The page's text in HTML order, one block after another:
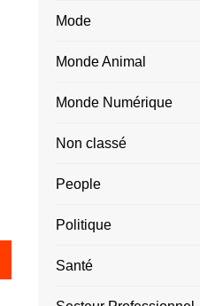
Mode
Monde Animal
Monde Numérique
Non classé
People
Politique
Santé